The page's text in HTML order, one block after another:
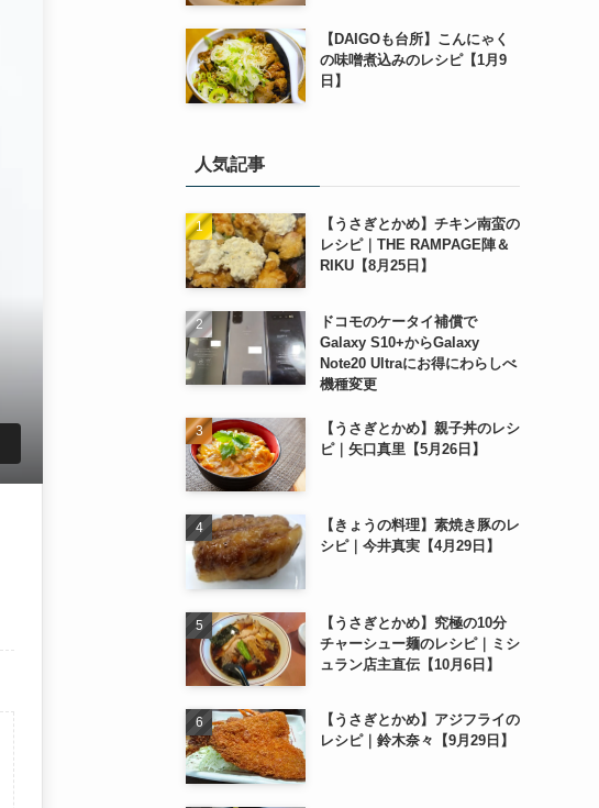
【DAIGOも台所】こんにゃく
の味噌煮込みのレシピ【1月9
日】
人気記事
【うさぎとかめ】チキン南蛮の
レシピ｜THE RAMPAGE陣＆
RIKU【8月25日】
ドコモのケータイ補償で
Galaxy S10+からGalaxy
Note20 Ultraにお得にわらしべ
機種変更
【うさぎとかめ】親子丼のレシ
ピ｜矢口真里【5月26日】
【きょうの料理】素焼き豚のレ
シピ｜今井真実【4月29日】
【うさぎとかめ】究極の10分
チャーシュー麺のレシピ｜ミシ
ュラン店主直伝【10月6日】
【うさぎとかめ】アジフライの
レシピ｜鈴木奈々【9月29日】